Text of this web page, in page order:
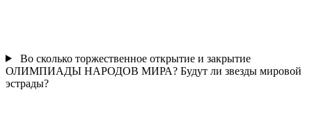
Во сколько торжественное открытие и закрытие
ОЛИМПИАДЫ НАРОДОВ МИРА? Будут ли звезды мировой
эстрады?